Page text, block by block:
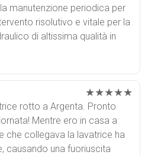
manutenzione periodica per
risolutivo e vitale per la
di altissima qualità in
★★★★★
rotto a Argenta. Pronto
Mentre ero in casa a
che collegava la lavatrice ha
causando una fuoriuscita